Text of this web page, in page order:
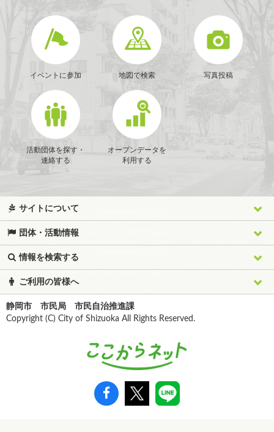
イベントに参加 地図で検索 写真投稿
活動団体を探す・
連絡する
オープンデータを
利用する
サイトについて
団体・活動情報
情報を検索する
ご利用の皆様へ
静岡市 市民局 市民自治推進課
Copyright (C) City of Shizuoka All Rights Reserved.